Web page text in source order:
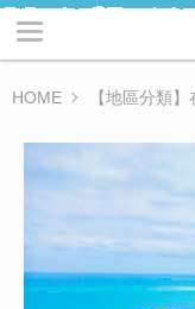
HOME 【地區分類